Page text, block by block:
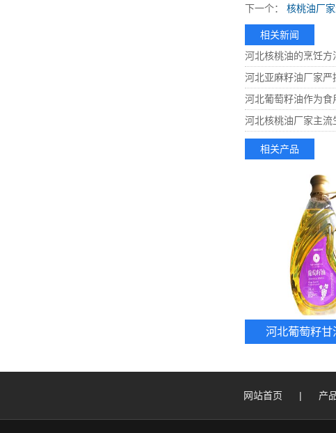
下一个：
核桃油厂
相关新闻
河北核桃油的烹饪方
河北亚麻籽油厂家严
河北葡萄籽油作为食
河北核桃油厂家主流
相关产品
河北葡萄籽甘
网站首页 | 产